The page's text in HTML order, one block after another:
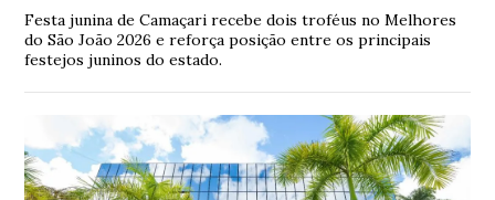
Festa junina de Camaçari recebe dois troféus no Melhores
do São João 2026 e reforça posição entre os principais
festejos juninos do estado.